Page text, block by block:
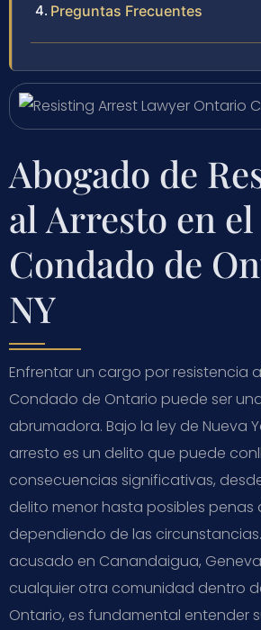
Preguntas Frecuentes
Abogado de
al Arresto en el
Condado de
NY
Enfrentar un cargo por resistencia
Condado de Ontario puede ser
abrumadora. Bajo la ley de Nueva
arresto es un delito que puede
consecuencias significativas,
delito menor hasta posibles penas
dependiendo de las
acusado en Canandaigua,
cualquier otra comunidad dentro
Ontario, es fundamental entender